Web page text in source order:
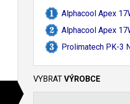
Alphacool Apex
Alphacool Apex
Prolimatech PK-3
VYBRAT VÝROBCE